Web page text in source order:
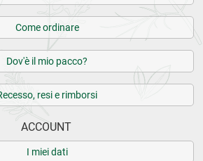
Come ordinare
Dov'è il mio pacco?
resi e rimborsi
ACCOUNT
I miei dati